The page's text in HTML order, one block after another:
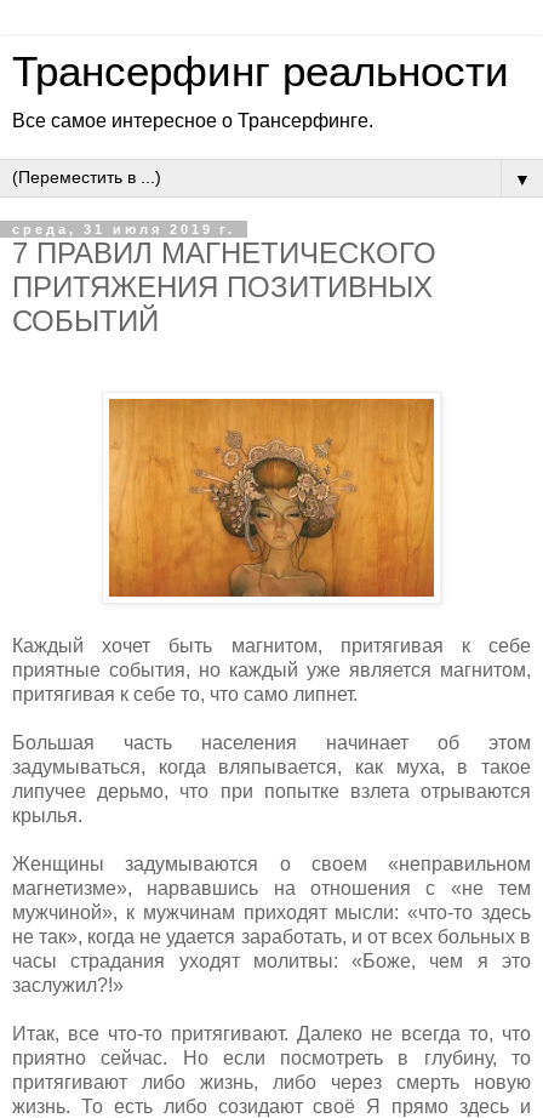
Трансерфинг реальности
Все самое интересное о Трансерфинге.
▼
среда, 31 июля 2019 г.
7 ПРАВИЛ МАГНЕТИЧЕСКОГО
ПРИТЯЖЕНИЯ ПОЗИТИВНЫХ
СОБЫТИЙ
Каждый хочет быть магнитом, притягивая к себе
приятные события, но каждый уже является магнитом,
притягивая к себе то, что само липнет.
Большая часть населения начинает об этом
задумываться, когда вляпывается, как муха, в такое
липучее дерьмо, что при попытке взлета отрываются
крылья.
Женщины задумываются о своем «неправильном
магнетизме», нарвавшись на отношения с «не тем
мужчиной», к мужчинам приходят мысли: «что-то здесь
не так», когда не удается заработать, и от всех больных в
часы страдания уходят молитвы: «Боже, чем я это
заслужил?!»
Итак, все что-то притягивают. Далеко не всегда то, что
приятно сейчас. Но если посмотреть в глубину, то
притягивают либо жизнь, либо через смерть новую
жизнь. То есть либо созидают своё Я прямо здесь и